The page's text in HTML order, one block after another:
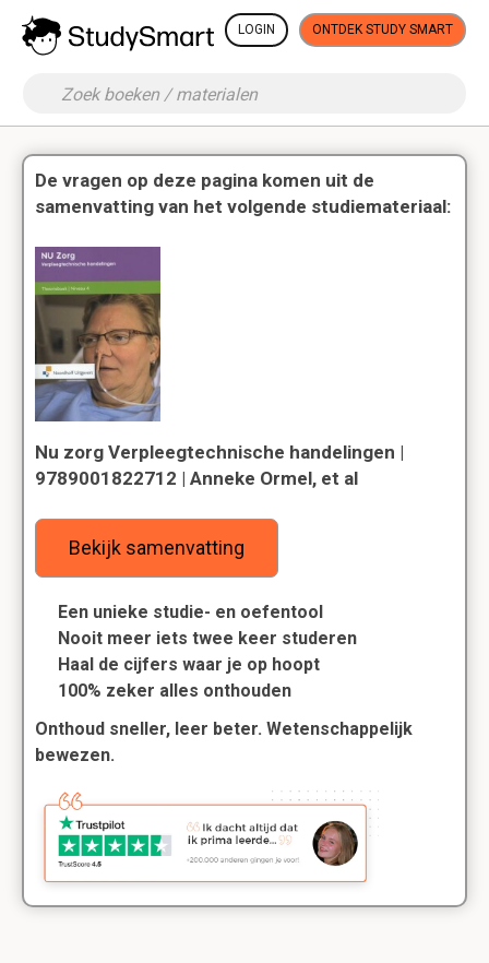
LOGIN ONTDEK STUDY SMART
De vragen op deze pagina komen uit de
samenvatting van het volgende studiemateriaal:
Nu zorg Verpleegtechnische handelingen |
9789001822712 | Anneke Ormel, et al
Bekijk samenvatting
Een unieke studie- en oefentool
Nooit meer iets twee keer studeren
Haal de cijfers waar je op hoopt
100% zeker alles onthouden
Onthoud sneller, leer beter. Wetenschappelijk
bewezen.